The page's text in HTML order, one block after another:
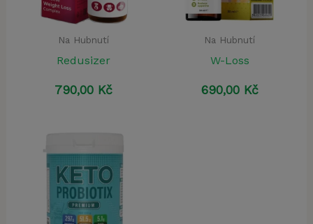
Na Hubnutí
Redusizer
790,00 Kč
Na Hubnutí
W-Loss
690,00 Kč